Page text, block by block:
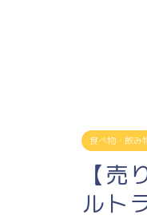
食べ物・飲み
【
ルト